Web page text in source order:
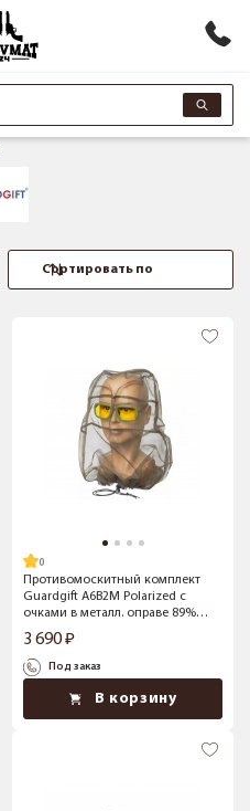
Противомоскитный комплект
Guardgift А6В2М Polarized с
очками в металл. оправе 89%
(желтые линзы)
3 690
Под заказ
В корзину